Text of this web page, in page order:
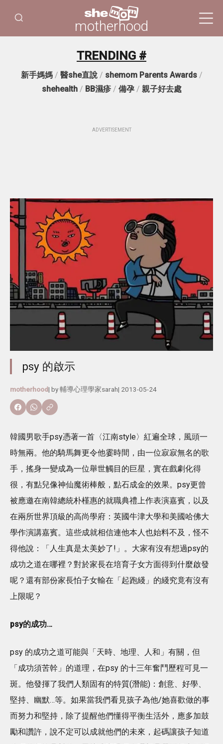
motherhood
TRENDING #
新手媽媽/ 醫she直說/ shemom Parents Awards/
shehealth/ BB濕疹/ 備孕/ 親子好去處
ADVERTISEMENT
psy 的啟示
motherhood| by輔導心理學家sarah| 2013-05-24
韓國男歌手psy憑著一首〈江南style〉紅遍全球，風頭一
時無兩。他的騎馬舞更令他霎時間，由一位寂寂無名的歌
手，搖身一變成為一位舉世觸目的巨星，實在戲劇化得
很，有點兒像神仙魔術棒般，點石成金的效果。psy更曾
被應邀在南韓總統朴槿惠的就職典禮上作表演嘉賓，以及
在兩所世界頂級的高尚學府：英國牛津大學和美國哈佛大
學作演講嘉賓。這些成就相信連他本人也始料不及，怪不
得他說：「人生真是太美妙了!」。大家有沒有想過psy的
成功之道在哪裡？對於家長在培育子女方面得到什麼啟發
呢？還有部份家長怕子女輸在「起跑綫」的綫究竟有沒有
上限呢？
psy的成功…
psy 的成功之道可能與「天時、地理、人和」有關，但
「成功須苦幹」的道理，在psy 的十三年奮鬥歷程可見一
斑。他發揮了我們人類固有的特質(潛能)：創意、好學、
堅持、幽默…等。如果當我們看見孩子為他/她喜歡做的事
而努力和堅持，除了提醒他們懂得平衡生活外，應多加鼓
勵和讚許，說不定可以成就他們的未來，起碼讓孩子知道